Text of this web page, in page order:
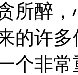
所醉
的许
个非